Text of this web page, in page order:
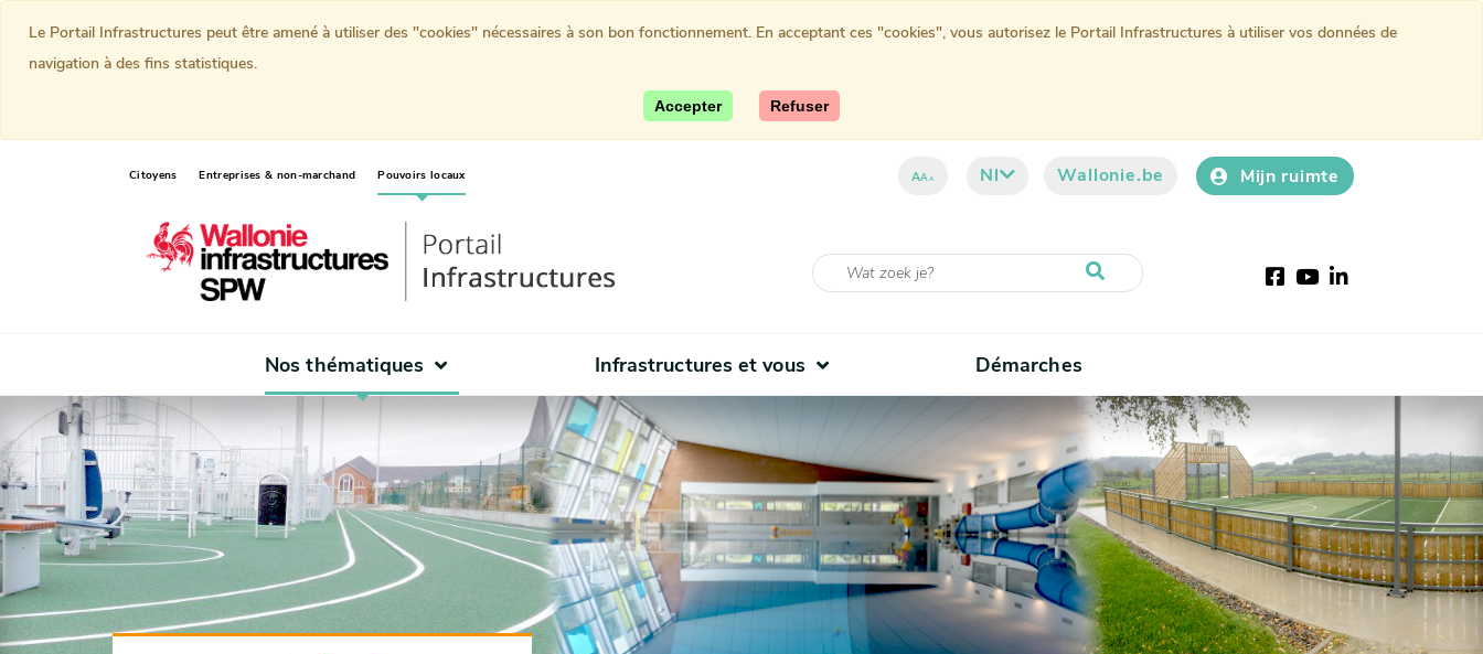
Citoyens Entreprises & non-marchand Pouvoirs locaux(current) AAA Nl Wallonie.be Mijn ruimte
Facebook
YouTube
LinkedIn
Nos thématiques Infrastructures et vous Démarches
Le Portail Infrastructures peut être amené à utiliser des "cookies" nécessaires à son bon fonctionnement. En acceptant ces "cookies", vous autorisez le Portail Infrastructures à utiliser vos données de
navigation à des fins statistiques.
Accepter Refuser